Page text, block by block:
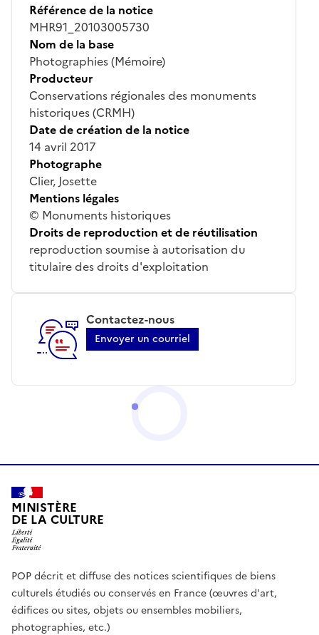
Référence de la notice
MHR91_20103005730
Nom de la base
Photographies (Mémoire)
Producteur
Conservations régionales des monuments
historiques (CRMH)
Date de création de la notice
14 avril 2017
Photographe
Clier, Josette
Mentions légales
© Monuments historiques
Droits de reproduction et de réutilisation
reproduction soumise à autorisation du
titulaire des droits d'exploitation
Contactez-nous
Envoyer un courriel
MINISTÈRE
DE LA CULTURE
POP décrit et diffuse des notices scientifiques de biens
culturels étudiés ou conservés en France (œuvres d'art,
édifices ou sites, objets ou ensembles mobiliers,
photographies, etc.)